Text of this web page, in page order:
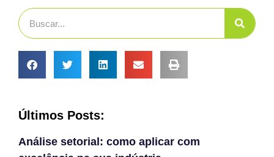
Últimos Posts:
Análise setorial: como aplicar com